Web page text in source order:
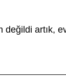
artık,